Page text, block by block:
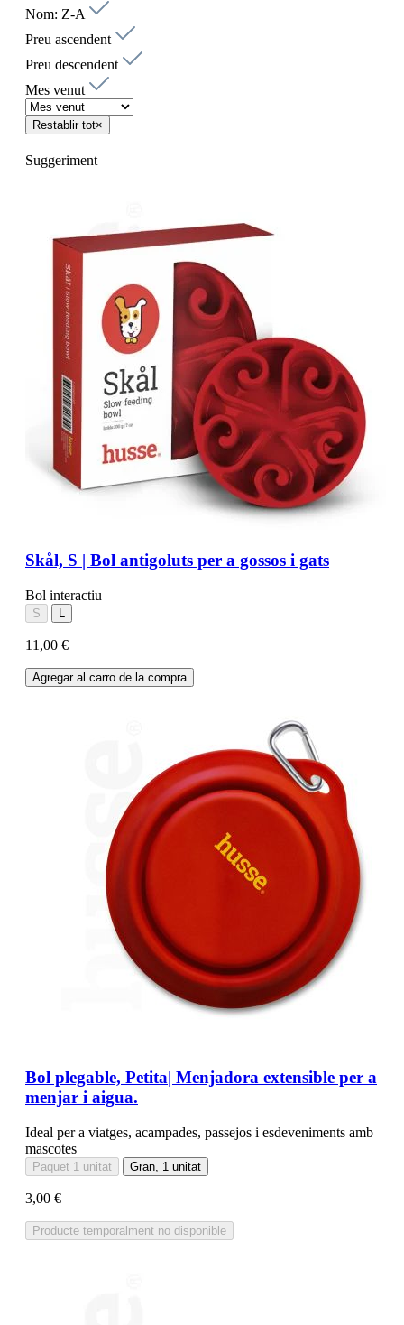
Nom: Z-A
Preu ascendent
Preu descendent
Mes venut
Restablir tot×
Suggeriment
Skål, S | Bol antigoluts per a gossos i gats
Bol interactiu
S L
11,00 €
Agregar al carro de la compra
Bol plegable, Petita| Menjadora extensible per a
menjar i aigua.
Ideal per a viatges, acampades, passejos i esdeveniments amb
mascotes
Paquet 1 unitat Gran, 1 unitat
3,00 €
Producte temporalment no disponible